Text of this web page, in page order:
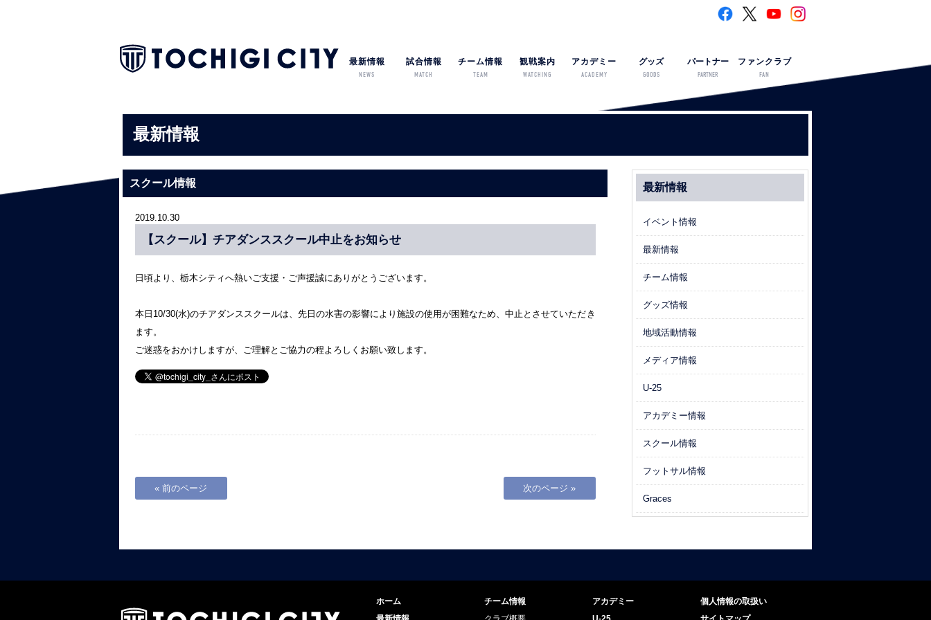
最新情報
NEWS
試合情報
MATCH
チーム情報
TEAM
観戦案内
WATCHING
アカデミー
ACADEMY
グッズ
GOODS
パートナー
PARTNER
ファンクラブ
FAN
最新情報
スクール情報
2019.10.30
【スクール】チアダンススクール中止をお知らせ
日頃より、栃木シティへ熱いご支援・ご声援誠にありがとうございます。
本日10/30(水)のチアダンススクールは、先日の水害の影響により施設の使用が困難なため、中止とさせていただき
ます。
ご迷惑をおかけしますが、ご理解とご協力の程よろしくお願い致します。
« 前のページ 次のページ »
最新情報
イベント情報
最新情報
チーム情報
グッズ情報
地域活動情報
メディア情報
U-25
アカデミー情報
スクール情報
フットサル情報
Graces
ホーム
チーム情報
アカデミー
個人情報の取扱い